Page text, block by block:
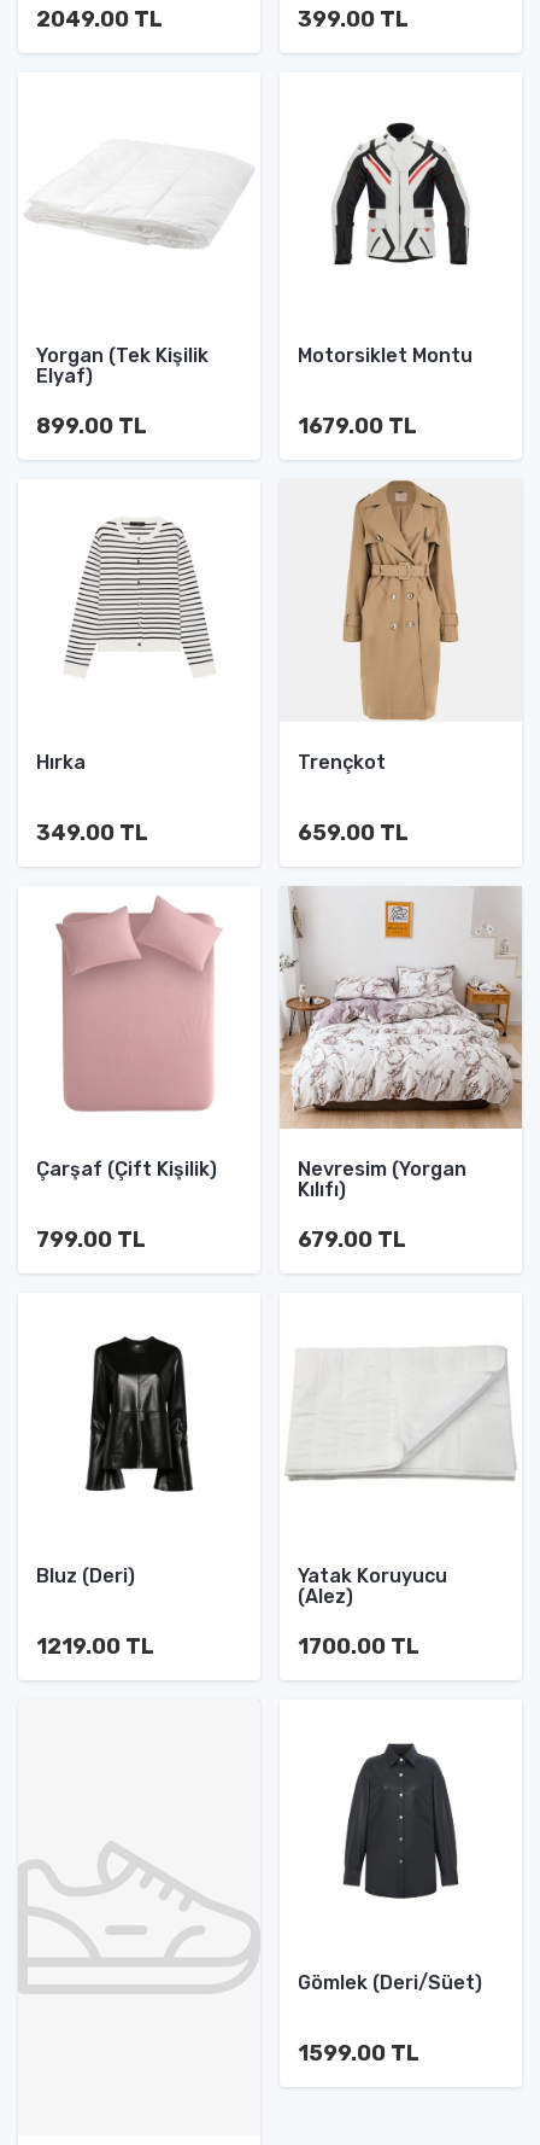
2049.00 TL 399.00 TL
Yorgan (Tek Kişilik
Elyaf)
899.00 TL
Motorsiklet Montu
1679.00 TL
Hırka
349.00 TL
Trençkot
659.00 TL
Çarşaf (Çift Kişilik)
799.00 TL
Nevresim (Yorgan
Kılıfı)
679.00 TL
Bluz (Deri)
1219.00 TL
Yatak Koruyucu
(Alez)
1700.00 TL
Gömlek (Deri/Süet)
1599.00 TL